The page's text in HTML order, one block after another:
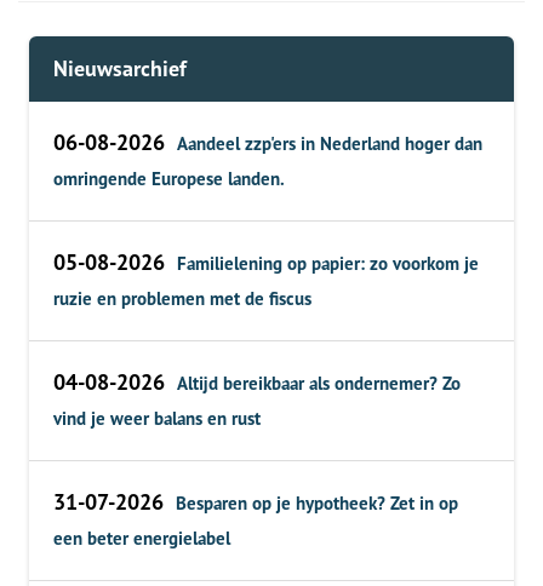
Nieuwsarchief
06-08-2026 Aandeel zzp'ers in Nederland hoger dan
omringende Europese landen.
05-08-2026 Familielening op papier: zo voorkom je
ruzie en problemen met de fiscus
04-08-2026 Altijd bereikbaar als ondernemer? Zo
vind je weer balans en rust
31-07-2026 Besparen op je hypotheek? Zet in op
een beter energielabel